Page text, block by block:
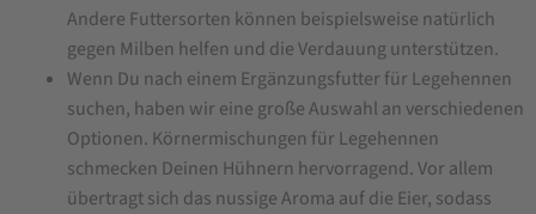
Andere Futtersorten können beispielsweise natürlich
gegen Milben helfen und die Verdauung unterstützen.
Wenn Du nach einem Ergänzungsfutter für Legehennen
suchen, haben wir eine große Auswahl an verschiedenen
Optionen. Körnermischungen für Legehennen
schmecken Deinen Hühnern hervorragend. Vor allem
übertragt sich das nussige Aroma auf die Eier, sodass